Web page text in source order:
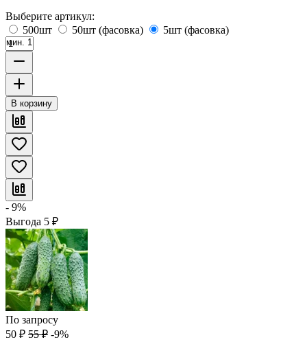
Выберите артикул:
500шт
50шт (фасовка) 5шт (фасовка)
мин. 1
В корзину
- 9%
Выгода 5 ₽
По запросу
50 ₽ 55 ₽ -9%